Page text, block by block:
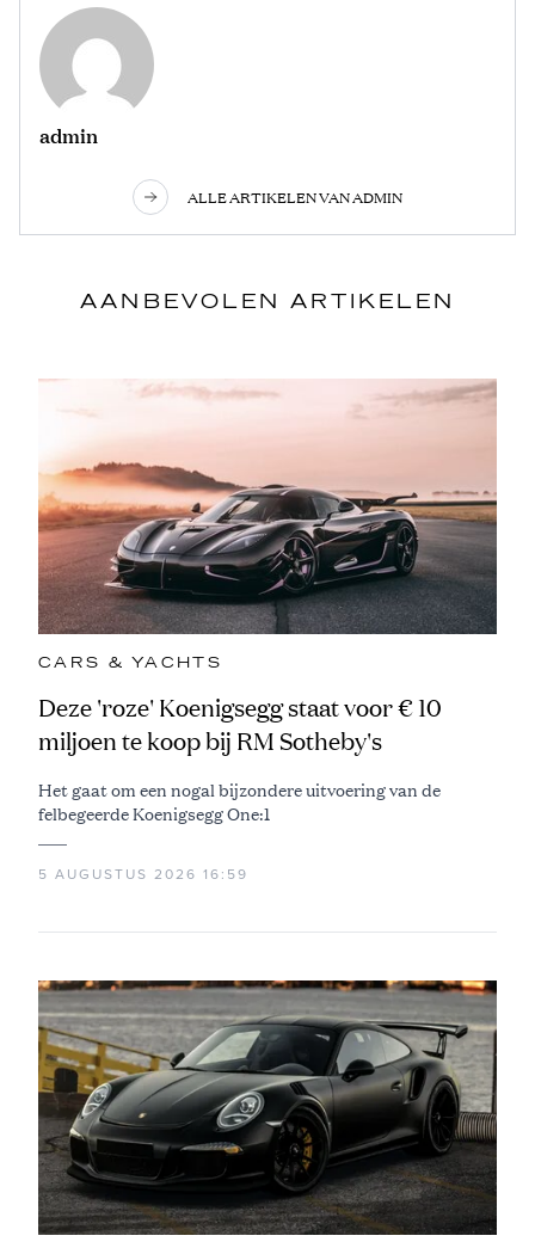
admin
ALLE ARTIKELEN VAN ADMIN
AANBEVOLEN ARTIKELEN
CARS & YACHTS
Deze 'roze' Koenigsegg staat voor € 10
miljoen te koop bij RM Sotheby's
Het gaat om een nogal bijzondere uitvoering van de
felbegeerde Koenigsegg One:1
5 AUGUSTUS 2026 16:59